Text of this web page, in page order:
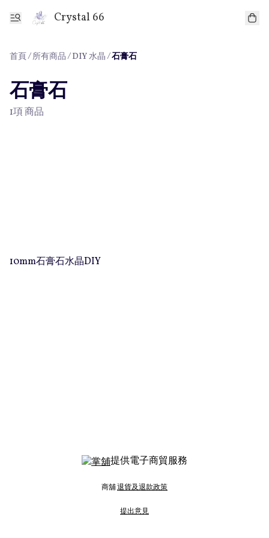
Crystal 66
首頁/所有商品 / DIY 水晶 /石膏石
石膏石
1項 商品
10mm石膏石水晶DIY
提供電子商貿服務
商舖退貨及退款政策
提出意見